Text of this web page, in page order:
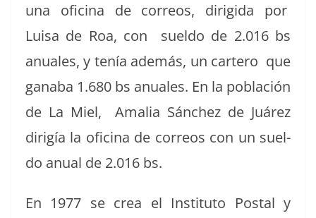
una ofic­i­na de corre­os, dirigi­da por
Luisa de Roa, con suel­do de 2.016 bs
anuales, y tenía además, un cartero que
gan­a­ba 1.680 bs anuales. En la población
de La Miel, Amalia Sánchez de Juárez
dirigía la ofic­i­na de corre­os con un suel­
do anu­al de 2.016 bs.
En 1977 se crea el Insti­tu­to Postal y